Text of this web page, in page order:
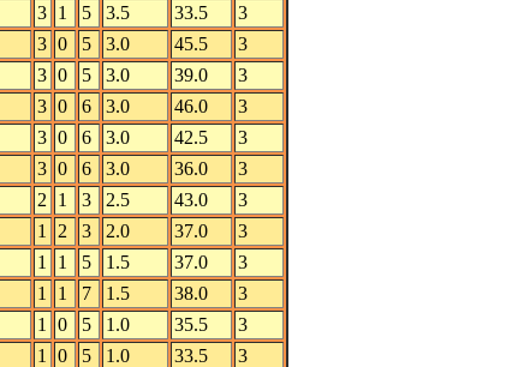
3 1 5 3.5 33.5
3
3 0 5 3.0 45.5
3
3 0 5 3.0 39.0
3
3 0 6 3.0 46.0
3
3 0 6 3.0 42.5
3
3 0 6 3.0 36.0
3
2 1 3 2.5 43.0
3
1 2 3 2.0 37.0
3
1 1 5 1.5 37.0
3
1 1 7 1.5 38.0
3
1 0 5 1.0 35.5
3
1 0 5 1.0 33.5 3